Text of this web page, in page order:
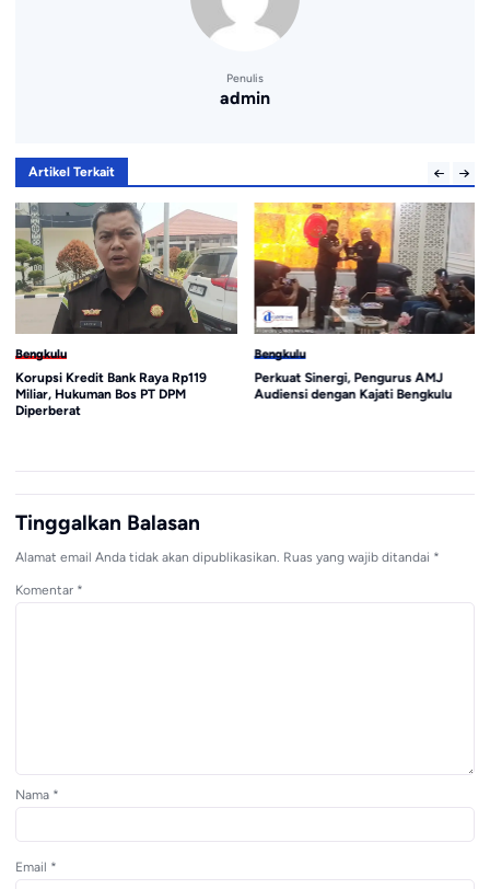
Penulis
admin
Artikel Terkait
Bengkulu
Korupsi Kredit Bank Raya Rp119
Miliar, Hukuman Bos PT DPM
Diperberat
Bengkulu
Perkuat Sinergi, Pengurus AMJ
Audiensi dengan Kajati Bengkulu
Tinggalkan Balasan
Alamat email Anda tidak akan dipublikasikan. Ruas yang wajib ditandai *
Komentar *
Nama *
Email *